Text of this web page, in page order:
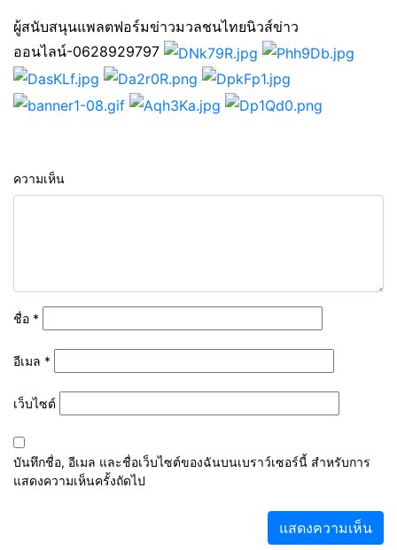
ผู้สนับสนุนแพลตฟอร์มข่าวมวลชนไทยนิวส์ข่าว
ออนไลน์-0628929797
ความเห็น
ชื่อ *
อีเมล *
เว็บไซต์
บันทึกชื่อ, อีเมล และชื่อเว็บไซต์ของฉันบนเบราว์เซอร์นี้ สำหรับการ
แสดงความเห็นครั้งถัดไป